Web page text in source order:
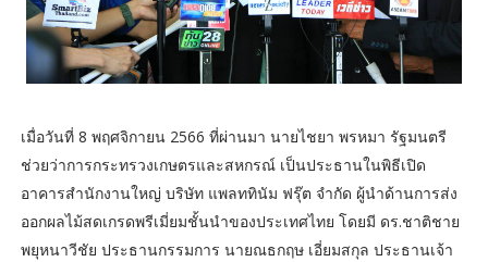
เมื่อวันที่ 8 พฤศจิกายน 2566 ที่ผ่านมา นายไชยา พรหมา รัฐมนตรี
ช่วยว่าการกระทรวงเกษตรและสหกรณ์ เป็นประธานในพิธีเปิด
อาคารสำนักงานใหญ่ บริษัท แพลททินัม ฟรุ๊ต จำกัด ผู้นำด้านการส่ง
ออกผลไม้สดเกรดพรีเมี่ยมชั้นนำของประเทศไทย โดยมี ดร.ชาติชาย
พยุหนาวีชัย ประธานกรรมการ นายณธกฤษ เอี่ยมสกุล ประธานเจ้า